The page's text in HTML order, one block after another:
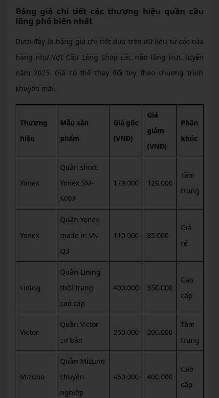
Bảng giá chi tiết các thương hiệu quần cầu
lông phổ biến nhất
Dưới đây là bảng giá chi tiết dựa trên dữ liệu từ các cửa
hàng như Vợt Cầu Lông Shop các nền tảng trực tuyến
năm 2025. Giá có thể thay đổi tùy theo chương trình
khuyến mãi.
Thương
hiệu
Mẫu sản
phẩm
Giá gốc
(VNĐ)
Giá
giảm
(VNĐ)
Phân
khúc
Yonex
Quần short
Yonex SM-
S092
179.000 129.000
Tầm
trung
Yonex
Quần Yonex
made in VN
Q3
110.000 85.000
Giá
rẻ
Lining
Quần Lining
thời trang
cao cấp
400.000 350.000
Cao
cấp
Victor
Quần Victor
cơ bản
250.000 200.000
Tầm
trung
Mizuno
Quần Mizuno
chuyên
nghiệp
450.000 400.000
Cao
cấp